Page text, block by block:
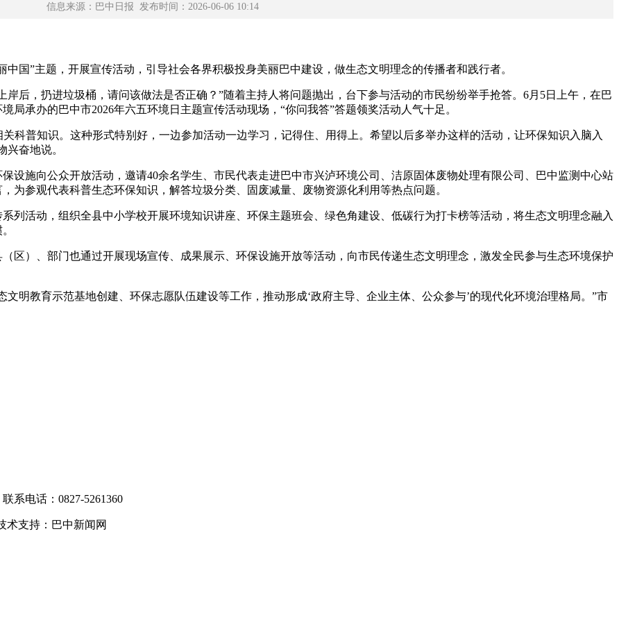
信息来源：巴中日报 发布时间：2026-06-06 10:14
”主题，开展宣传活动，引导社会各界积极投身美丽巴中建设，做生态文明理念的传播者和践行者。
，扔进垃圾桶，请问该做法是否正确？”随着主持人将问题抛出，台下参与活动的市民纷纷举手抢答。6月5日上午，在巴
承办的巴中市2026年六五环境日主题宣传活动现场，“你问我答”答题领奖活动人气十足。
普知识。这种形式特别好，一边参加活动一边学习，记得住、用得上。希望以后多举办这样的活动，让环保知识入脑入
奋地说。
施向公众开放活动，邀请40余名学生、市民代表走进巴中市兴泸环境公司、洁原固体废物处理有限公司、巴中监测中心站
为参观代表科普生态环保知识，解答垃圾分类、固废减量、废物资源化利用等热点问题。
活动，组织全县中小学校开展环境知识讲座、环保主题班会、绿色角建设、低碳行为打卡榜等活动，将生态文明理念融入
）、部门也通过开展现场宣传、成果展示、环保设施开放等活动，向市民传递生态文明理念，激发全民参与生态环境保护
教育示范基地创建、环保志愿队伍建设等工作，推动形成‘政府主导、企业主体、公众参与’的现代化环境治理格局。”市
系电话：0827-5261360
术支持：巴中新闻网